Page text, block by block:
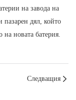
на завода на
пазарен дял, който
на новата батерия.
Следващия